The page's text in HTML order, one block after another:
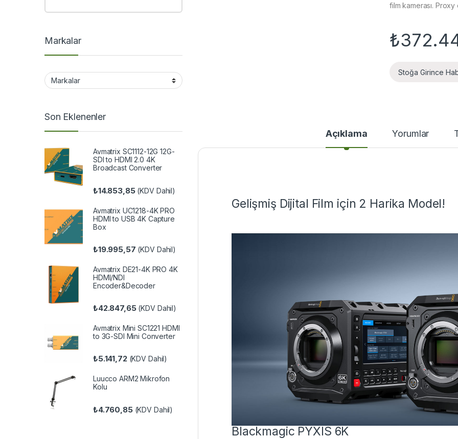
film kamerası.
₺
Stoğa Girince
Açıklama Yorumlar
Gelişmiş Dijital Film için 2 Harika Model!
Blackmagic PYXIS 6K
Markalar
Son Eklenenler
Avmatrix SC1112-12G 12G-
SDI to HDMI 2.0 4K
Broadcast Converter
₺14.853,85(KDV Dahil)
Avmatrix UC1218-4K PRO
HDMI to USB 4K Capture
Box
₺19.995,57 (KDV Dahil)
Avmatrix DE21-4K PRO 4K
HDMI/NDI
Encoder&Decoder
₺42.847,65(KDV Dahil)
Avmatrix Mini SC1221 HDMI
to 3G-SDI Mini Converter
₺5.141,72(KDV Dahil)
Luucco ARM2 Mikrofon
Kolu
₺4.760,85(KDV Dahil)